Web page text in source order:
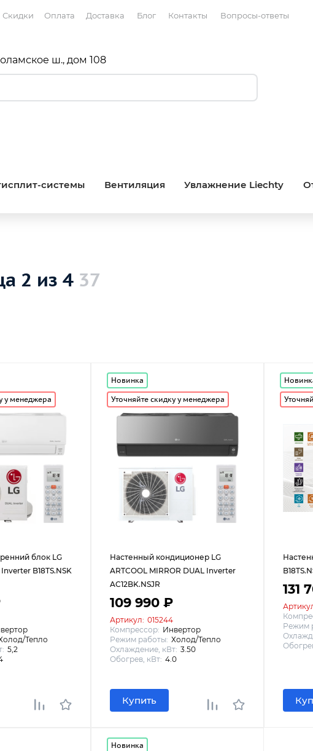
Скидки Оплата Доставка Блог Контакты Вопросы-ответы
ш., дом 108
системы Вентиляция Увлажнение Liechty
2 из 4 37
у менеджера
блок LG
B18TS.NSK
Тепло
5,2
Новинка
Уточняйте скидку у менеджера
Настенный кондиционер LG
ARTCOOL MIRROR DUAL Inverter
AC12BK.NSJR
109 990 ₽
Артикул: 015244
Компрессор: Инвертор
Режим работы: Холод/Тепло
Охлаждение, кВт: 3.50
Обогрев, кВт: 4.0
Купить
131
Режим
Новинка